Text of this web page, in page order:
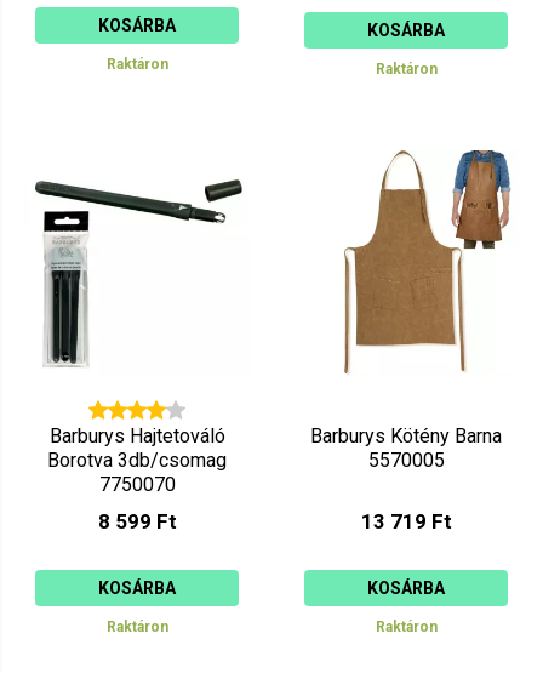
KOSÁRBA
Raktáron
KOSÁRBA
Raktáron
Barburys Hajtetováló
Borotva 3db/csomag
7750070
8 599 Ft
KOSÁRBA
Raktáron
Barburys Kötény Barna
5570005
13 719 Ft
KOSÁRBA
Raktáron